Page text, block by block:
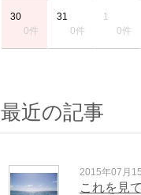
30
0件
31
0件
1
0件
最近の記事
これを見
2015年07月